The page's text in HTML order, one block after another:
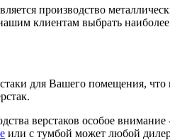
производство
клиентам выбрать
для Вашего помещения, что
верстаков особое внимание
или с тумбой может любой